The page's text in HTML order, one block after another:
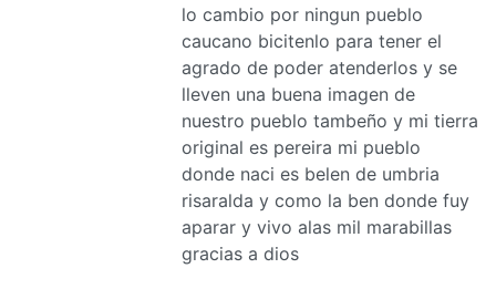
lo cambio por ningun pueblo
caucano bicitenlo para tener el
agrado de poder atenderlos y se
lleven una buena imagen de
nuestro pueblo tambeño y mi tierra
original es pereira mi pueblo
donde naci es belen de umbria
risaralda y como la ben donde fuy
aparar y vivo alas mil marabillas
gracias a dios